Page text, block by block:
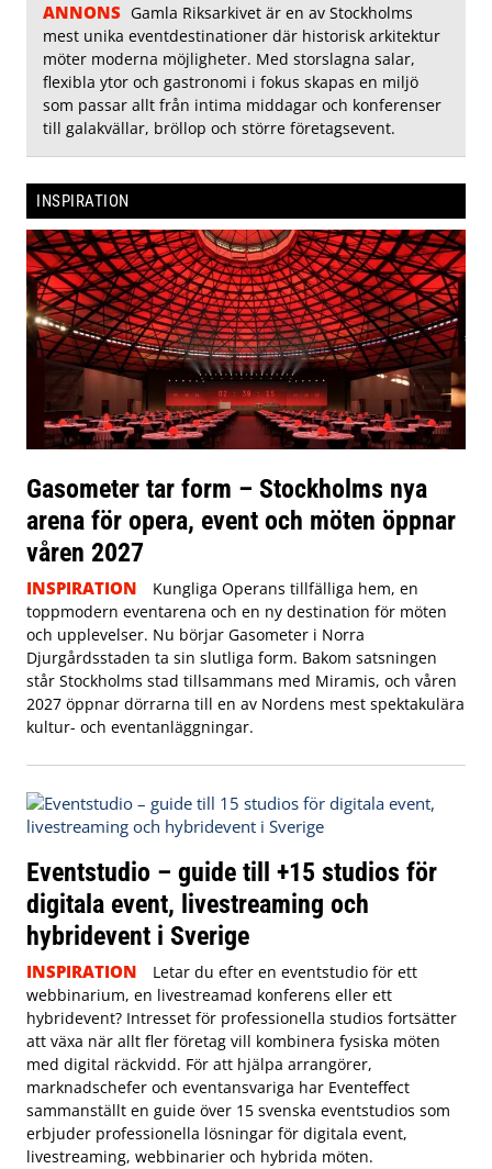
ANNONS Gamla Riksarkivet är en av Stockholms
mest unika eventdestinationer där historisk arkitektur
möter moderna möjligheter. Med storslagna salar,
flexibla ytor och gastronomi i fokus skapas en miljö
som passar allt från intima middagar och konferenser
till galakvällar, bröllop och större företagsevent.
INSPIRATION
Gasometer tar form – Stockholms nya
arena för opera, event och möten öppnar
våren 2027
INSPIRATION
Kungliga Operans tillfälliga hem, en
toppmodern eventarena och en ny destination för möten
och upplevelser. Nu börjar Gasometer i Norra
Djurgårdsstaden ta sin slutliga form. Bakom satsningen
står Stockholms stad tillsammans med Miramis, och våren
2027 öppnar dörrarna till en av Nordens mest spektakulära
kultur- och eventanläggningar.
Eventstudio – guide till +15 studios för
digitala event, livestreaming och
hybridevent i Sverige
INSPIRATION
Letar du efter en eventstudio för ett
webbinarium, en livestreamad konferens eller ett
hybridevent? Intresset för professionella studios fortsätter
att växa när allt fler företag vill kombinera fysiska möten
med digital räckvidd. För att hjälpa arrangörer,
marknadschefer och eventansvariga har Eventeffect
sammanställt en guide över 15 svenska eventstudios som
erbjuder professionella lösningar för digitala event,
livestreaming, webbinarier och hybrida möten.